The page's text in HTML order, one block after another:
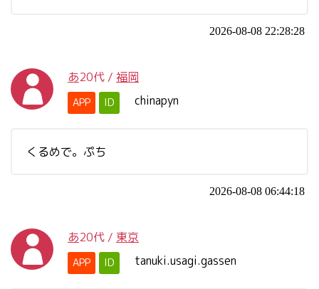
2026-08-08 22:28:28
あ20代 / 福岡
APP ID chinapyn
くるめで。ぷち
2026-08-08 06:44:18
あ20代 / 東京
APP ID tanuki.usagi.gassen